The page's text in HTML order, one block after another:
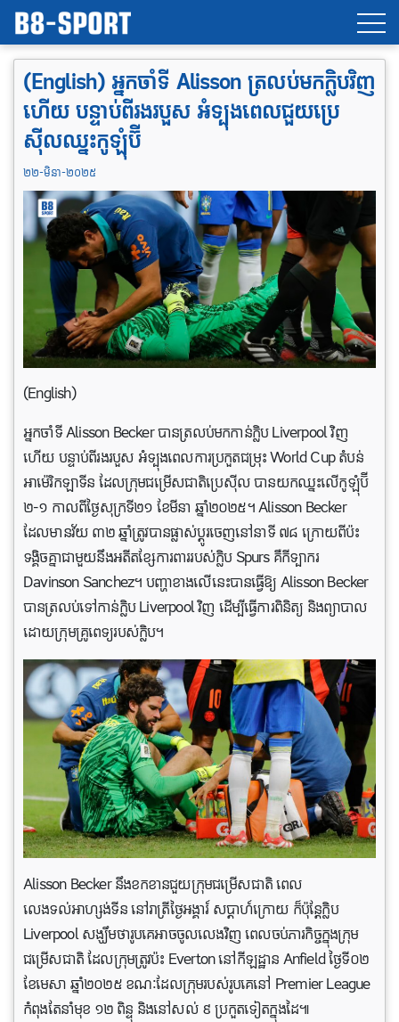
(English) អ្នកចាំទី Alisson ត្រលប់មកក្លិបវិញ
ហើយ បន្ទាប់ពីរងរបួស អំទ្បុងពេលជួយប្រេ
ស៊ីលឈ្នះកូឡុំប៊ី
២២-មិនា-២០២៥
(English)
អ្នកចាំទី Alisson Becker បានត្រលប់មកកាន់ក្លិប Liverpool វិញ
ហើយ បន្ទាប់ពីរងរបួស អំទ្បុងពេលការប្រកួតជម្រុះ World Cup តំបន់
អាម៉េរិកឡាទីន ដែលក្រុមជម្រើសជាតិប្រេស៊ីល បានយកឈ្នះលើកូឡុំប៊ី
២-១ កាលពីថ្ងៃសុក្រទី២១ ខែមីនា ឆ្នាំ២០២៥។ Alisson Becker
ដែលមានវ័យ ៣២ ឆ្នាំត្រូវបានផ្លាស់ប្តូរចេញនៅនាទី ៧៨ ក្រោយពីប៉ះ
ទង្គិចគ្នាជាមួយនឹងអតីតខ្សែការពាររបស់ក្លិប Spurs គឺកីទ្បាករ
Davinson Sanchez។ បញ្ហាខាងលើនេះបានធ្វើឱ្យ Alisson Becker
បានត្រលប់ទៅកាន់ក្លិប Liverpool វិញ ដើម្បីធ្វើការពិនិត្យ និងព្យាបាល
ដោយក្រុមគ្រូពេទ្យរបស់ក្លិប។
Alisson Becker នឹងខកខានជួយក្រុមជម្រើសជាតិ ពេល
លេងទល់អាហ្សង់ទីន នៅរាត្រីថ្ងៃអង្គារ៍ សប្តាហ៍ក្រោយ ក៏ប៉ុន្តែក្លិប
Liverpool សង្ឃឹមថារូបគេអាចចូលលេងវិញ ពេលចប់ភារកិច្ចក្នុងក្រុម
ជម្រើសជាតិ ដែលក្រុមត្រូវប៉ះ Everton នៅកីឡដ្ឋាន Anfield ថ្ងៃទី០២
ខែមេសា ឆ្នាំ២០២៥ ខណៈដែលក្រុមរបស់រូបគេនៅ Premier League
កំពុងតែនាំមុខ ១២ ពិន្ទុ និងនៅសល់ ៩ ប្រកួតទៀតក្នុងដៃ៕